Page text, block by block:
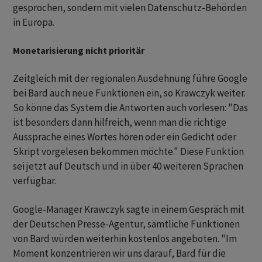
gesprochen, sondern mit vielen Datenschutz-Behörden
in Europa.
Monetarisierung nicht prioritär
Zeitgleich mit der regionalen Ausdehnung führe Google
bei Bard auch neue Funktionen ein, so Krawczyk weiter.
So könne das System die Antworten auch vorlesen: "Das
ist besonders dann hilfreich, wenn man die richtige
Aussprache eines Wortes hören oder ein Gedicht oder
Skript vorgelesen bekommen möchte." Diese Funktion
sei jetzt auf Deutsch und in über 40 weiteren Sprachen
verfügbar.
Google-Manager Krawczyk sagte in einem Gespräch mit
der Deutschen Presse-Agentur, sämtliche Funktionen
von Bard würden weiterhin kostenlos angeboten. "Im
Moment konzentrieren wir uns darauf, Bard für die